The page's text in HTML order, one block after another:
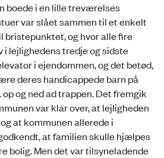
boede i en lille treværelses
var slået sammen til et enkelt
bristepunktet, og hvor alle fire
lejlighedens tredje og sidste
i ejendommen, og det betød,
deres handicappede barn på
og ned ad trappen. Det fremgik
var klar over, at lejligheden
at kommunen allerede i
at familien skulle hjælpes
bolig. Men det var tilsyneladende